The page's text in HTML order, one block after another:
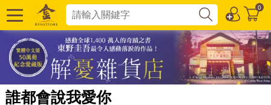
0
誰都會說我愛你